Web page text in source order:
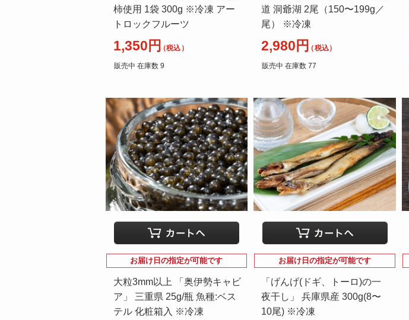
柿使用 1袋 300g ※冷凍 アー
トロックフルーツ
1,350円（税込）
販売中 在庫数 9
道 洞爺湖 2尾（150〜199g／
尾） ※冷凍
2,980円 （税込）
販売中 在庫数 77
お届け日の指定が可能です
大粒3mm以上 「奥伊勢キャビ
ア」 三重県 25g/瓶 魚種:ベス
テル 化粧箱入 ※冷凍
お届け日の指定が可能です
「げんげ(ドギ、トーロ)の一
夜干し」 兵庫県産 300g(8〜
10尾) ※冷凍